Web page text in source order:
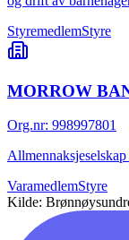
StyremedlemStyre
MORROW
Org.nr: 998997801
VaramedlemStyre
Kilde: